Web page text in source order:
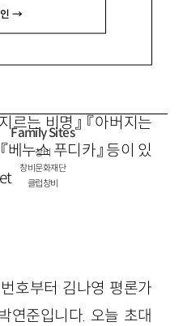
→
, 스피드』 등이 있음.
르는 비명』 『아버지는
베누스 푸디카』 등이 있
호부터 김나영 평론가
연준입니다. 오늘 초대
Family Sites
창비
창비문화재단
클럽창비